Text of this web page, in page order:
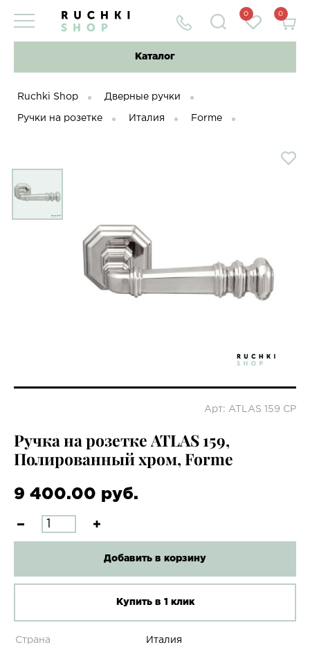
0 0
Каталог
Ruchki Shop Дверные ручки
Ручки на розетке Италия Forme
Арт: ATLAS 159 СР
Ручка на розетке ATLAS 159,
Полированный хром, Forme
9 400.00 руб.
Добавить в корзину
Купить в 1 клик
Страна Италия